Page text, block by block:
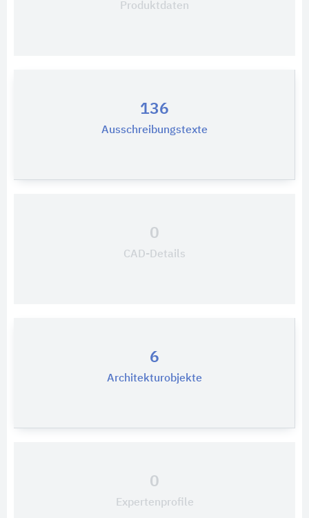
Produktdaten
136
Ausschreibungstexte
0
CAD-Details
6
Architekturobjekte
0
Expertenprofile